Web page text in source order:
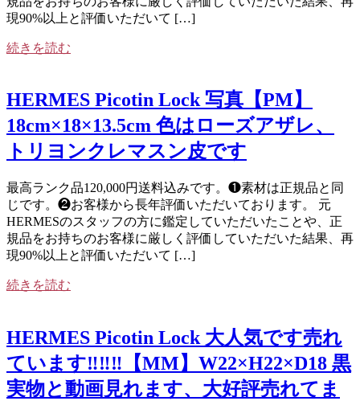
現90%以上と評価いただいて […]
続きを読む
HERMES Picotin Lock 写真【PM】
18cm×18×13.5cm 色はローズアザレ、
トリヨンクレマスン皮です
最高ランク品120,000円送料込みです。❶素材は正規品と同
じです。❷お客様から長年評価いただいております。 元
HERMESのスタッフの方に鑑定していただいたことや、正
規品をお持ちのお客様に厳しく評価していただいた結果、再
現90%以上と評価いただいて […]
続きを読む
HERMES Picotin Lock 大人気です売れ
ています‼️‼️‼️【MM】W22×H22×D18 黒
実物と動画見れます、大好評売れてま